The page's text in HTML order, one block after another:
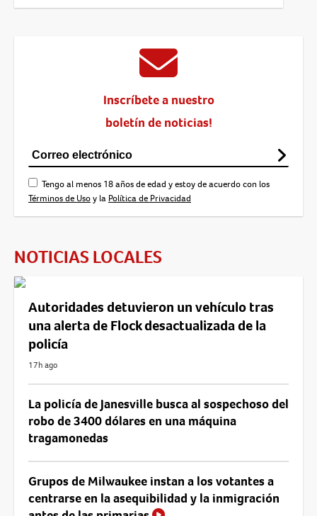
Inscríbete a nuestro
boletín de noticias!
Tengo al menos 18 años de edad y estoy de acuerdo con los
Términos de Usoy la Política de Privacidad
NOTICIAS LOCALES
Autoridades detuvieron un vehículo tras
una alerta de Flock desactualizada de la
policía
17h ago
La policía de Janesville busca al sospechoso del
robo de 3400 dólares en una máquina
tragamonedas
Grupos de Milwaukee instan a los votantes a
centrarse en la asequibilidad y la inmigración